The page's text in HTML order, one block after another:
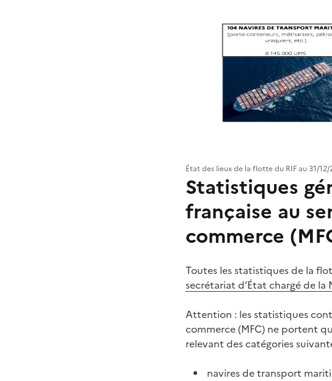
État des lieux de la flotte du RIF au 31/12/
Statistiques
française au
commerce
Toutes les statistiques de la
secrétariat d’État chargé de la
Attention : les statistiques
commerce (MFC) ne portent
relevant des catégories
navires de transport